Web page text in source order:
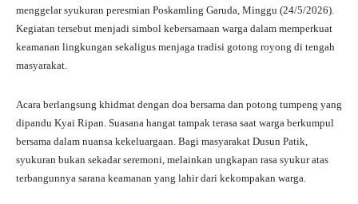
menggelar syukuran peresmian Poskamling Garuda, Minggu (24/5/2026).
Kegiatan tersebut menjadi simbol kebersamaan warga dalam memperkuat
keamanan lingkungan sekaligus menjaga tradisi gotong royong di tengah
masyarakat.
Acara berlangsung khidmat dengan doa bersama dan potong tumpeng yang
dipandu Kyai Ripan. Suasana hangat tampak terasa saat warga berkumpul
bersama dalam nuansa kekeluargaan. Bagi masyarakat Dusun Patik,
syukuran bukan sekadar seremoni, melainkan ungkapan rasa syukur atas
terbangunnya sarana keamanan yang lahir dari kekompakan warga.